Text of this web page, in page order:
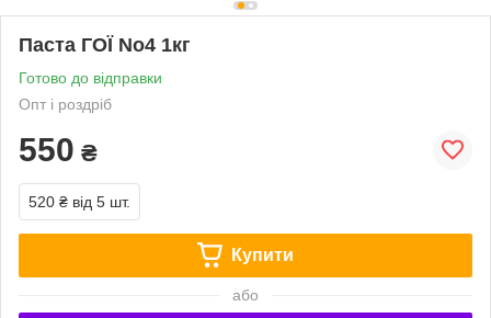
Паста ГОЇ No4 1кг
Готово до відправки
Опт і роздріб
550 ₴
520 ₴ від 5 шт.
Купити
або